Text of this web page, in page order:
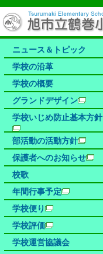
ニュース＆トピック
学校の沿革
学校の概要
グランドデザイン
学校いじめ防止基本方針
部活動の活動方針
保護者へのお知らせ
校歌
年間行事予定
学校便り
学校評価
学校運営協議会